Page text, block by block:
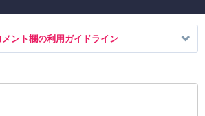
メント欄の利用ガイドライン
し、場合によってはコメント削除や書き込み制